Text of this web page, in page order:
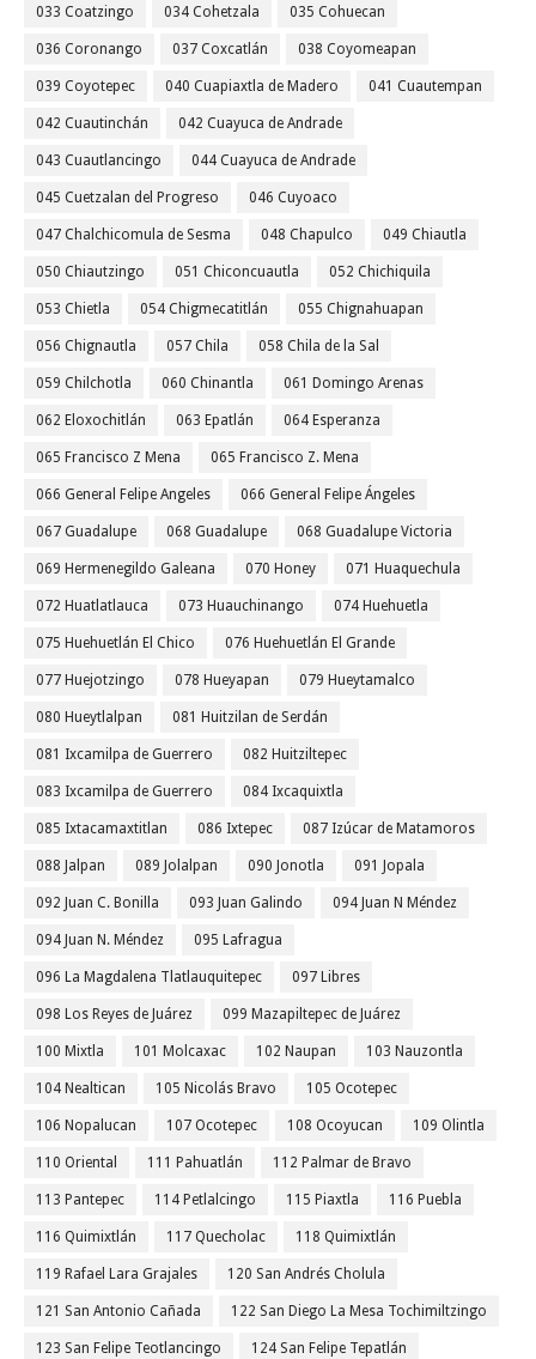
033 Coatzingo 034 Cohetzala 035 Cohuecan
036 Coronango 037 Coxcatlán 038 Coyomeapan
039 Coyotepec 040 Cuapiaxtla de Madero 041 Cuautempan
042 Cuautinchán 042 Cuayuca de Andrade
043 Cuautlancingo 044 Cuayuca de Andrade
045 Cuetzalan del Progreso 046 Cuyoaco
047 Chalchicomula de Sesma 048 Chapulco 049 Chiautla
050 Chiautzingo 051 Chiconcuautla 052 Chichiquila
053 Chietla 054 Chigmecatitlán 055 Chignahuapan
056 Chignautla 057 Chila 058 Chila de la Sal
059 Chilchotla 060 Chinantla 061 Domingo Arenas
062 Eloxochitlán 063 Epatlán 064 Esperanza
065 Francisco Z Mena 065 Francisco Z. Mena
066 General Felipe Angeles 066 General Felipe Ángeles
067 Guadalupe 068 Guadalupe 068 Guadalupe Victoria
069 Hermenegildo Galeana 070 Honey 071 Huaquechula
072 Huatlatlauca 073 Huauchinango 074 Huehuetla
075 Huehuetlán El Chico 076 Huehuetlán El Grande
077 Huejotzingo 078 Hueyapan 079 Hueytamalco
080 Hueytlalpan 081 Huitzilan de Serdán
081 Ixcamilpa de Guerrero 082 Huitziltepec
083 Ixcamilpa de Guerrero 084 Ixcaquixtla
085 Ixtacamaxtitlan 086 Ixtepec 087 Izúcar de Matamoros
088 Jalpan 089 Jolalpan 090 Jonotla 091 Jopala
092 Juan C. Bonilla 093 Juan Galindo 094 Juan N Méndez
094 Juan N. Méndez 095 Lafragua
096 La Magdalena Tlatlauquitepec 097 Libres
098 Los Reyes de Juárez 099 Mazapiltepec de Juárez
100 Mixtla 101 Molcaxac 102 Naupan 103 Nauzontla
104 Nealtican 105 Nicolás Bravo 105 Ocotepec
106 Nopalucan 107 Ocotepec 108 Ocoyucan 109 Olintla
110 Oriental 111 Pahuatlán 112 Palmar de Bravo
113 Pantepec 114 Petlalcingo 115 Piaxtla 116 Puebla
116 Quimixtlán 117 Quecholac 118 Quimixtlán
119 Rafael Lara Grajales 120 San Andrés Cholula
121 San Antonio Cañada 122 San Diego La Mesa Tochimiltzingo
123 San Felipe Teotlancingo 124 San Felipe Tepatlán